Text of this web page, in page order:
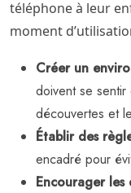
téléphone à leur
moment
Créer un
doivent se
découvertes et
Établir des
encadré pour
Encourager les